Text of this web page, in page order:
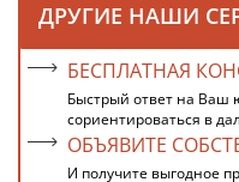
ДРУГИЕ НАШИ
БЕСПЛАТНАЯ
Быстрый ответ на Ваш
сориентироваться в
ОБЪЯВИТЕ
И получите выгодное